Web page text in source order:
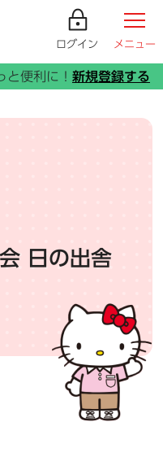
ログイン メニュー
日の出舎